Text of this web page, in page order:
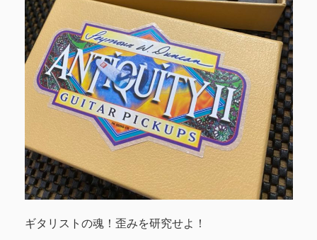
ギタリストの魂！歪みを研究せよ！